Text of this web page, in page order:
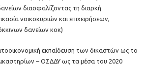
διασφαλίζοντας τη διαρκή
νοικοκυριών και επιχειρήσεων,
δανείων κοκ)
εκπαίδευση των δικαστών ως το
– ΟΣΔΔΥ ως τα μέσα του 2020